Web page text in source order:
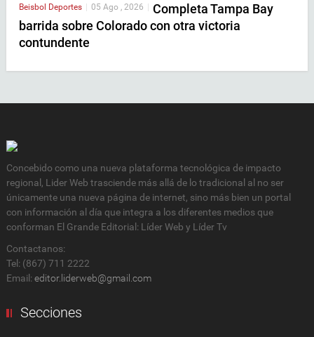
Beisbol Deportes | 05 Ago , 2026 | Completa Tampa Bay
barrida sobre Colorado con otra victoria
contundente
Concebido como una nueva plataforma tecnológica de impacto
regional, Lider Web trasciende más allá de lo tradicional al no ser
únicamente una nueva página de internet, sino más bien un portal
con información al día que integra a los diferentes medios que
conforman El Grande Editorial: Líder Web y Líder Tv
Contactanos:
Tel: (867) 711 2222
Email: editor.liderweb@gmail.com
Secciones